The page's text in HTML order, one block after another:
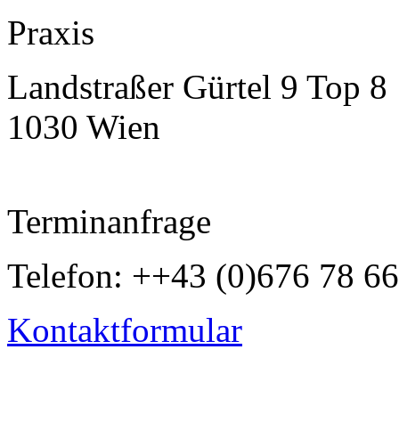
Praxis
Landstraßer Gürtel 9 Top 8
1030 Wien
Terminanfrage
Telefon: ++43 (0)676 78
Kontaktformular